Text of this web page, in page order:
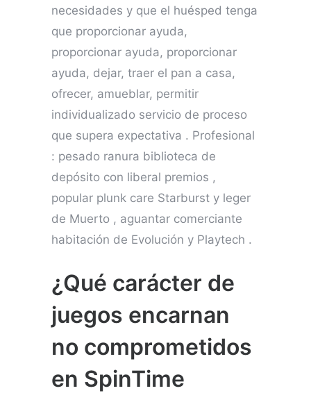
necesidades y que el huésped tenga
que proporcionar ayuda,
proporcionar ayuda, proporcionar
ayuda, dejar, traer el pan a casa,
ofrecer, amueblar, permitir
individualizado servicio de proceso
que supera expectativa . Profesional
: pesado ranura biblioteca de
depósito con liberal premios ,
popular plunk care Starburst y leger
de Muerto , aguantar comerciante
habitación de Evolución y Playtech .
¿Qué carácter de
juegos encarnan
no comprometidos
en SpinTime